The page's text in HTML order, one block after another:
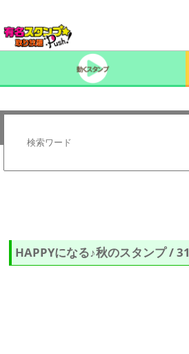
HAPPYになる♪秋のスタンプ / 31